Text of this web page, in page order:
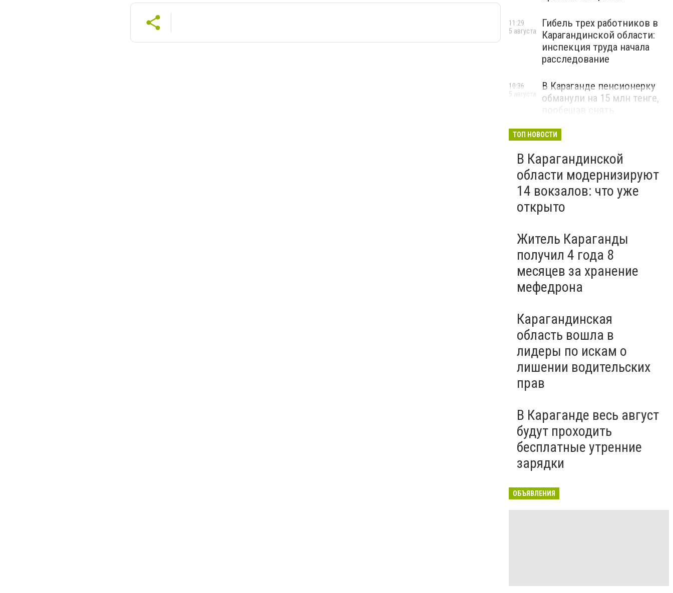
Гибель трех работников в
Карагандинской области:
инспекция труда начала
расследование
11:29
5 августа
В Караганде пенсионерку
обманули на 15 млн тенге,
пообещав снять
ВИДЕО
10:36
5 августа
ТОП НОВОСТИ
В Карагандинской
области модернизируют
14 вокзалов: что уже
открыто
Житель Караганды
получил 4 года 8
месяцев за хранение
мефедрона
Карагандинская
область вошла в
лидеры по искам о
лишении водительских
прав
В Караганде весь август
будут проходить
бесплатные утренние
зарядки
ОБЪЯВЛЕНИЯ